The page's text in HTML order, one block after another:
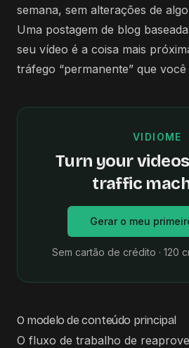
semana, sem alterações de
Uma postagem de blog
seu vídeo é a coisa mais
tráfego “permanente” que
VIDIOME
Turn your
traffic
Gerar o meu
Sem cartão de crédito · 120
O modelo de conteúdo principal
O fluxo de trabalho de